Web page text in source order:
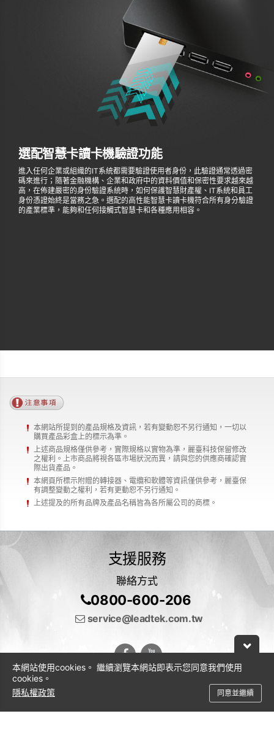
選配智慧卡讀卡機驗證功能
進入任何企業或組織的IT系統都需要驗證使用者身份，此驗證通常透過密
碼來進行；隨著金融機構、企業和政府中的資料價值和保密性要求越來越
高，在佈建嚴密的身份驗證系統時，如何保護智慧財產權、IT系統和員工
身份憑證始終是當務之急。選配的高性能智慧卡讀卡機符合所有身分驗證
的產業標準，能夠和任何接觸式智慧卡和各種應用相容。
本網站所提到的產品規格及資訊，若有變動恕不另行通知，一切以
購買產品彩盒上的標示為準。
上述商品規格僅供參考，實際規格以實物為準，麗臺科技保留修改
之權利。上市商品將視各區市場狀況而異，請與您的供應商確認實
際出貨產品。
本網頁所標示附贈的轉接器、電纜和軟體等資訊僅供參考，麗臺保
有調整變動之權利，若有更動恕不另行通知。
上述提及的所有品牌及產品名稱皆為各所屬公司的商標。
支援服務
聯絡方式
0800-600-206
service@leadtek.com.tw
本網站使用cookies。 繼續瀏覽本網站即表示您同意我們使用
cookies。
隱私權政策
同意並繼續